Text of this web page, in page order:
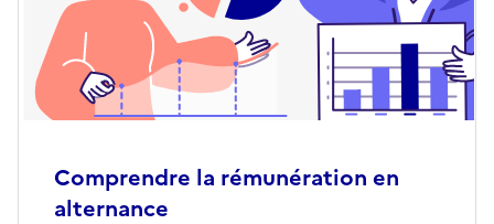
Comprendre la rémunération en
alternance